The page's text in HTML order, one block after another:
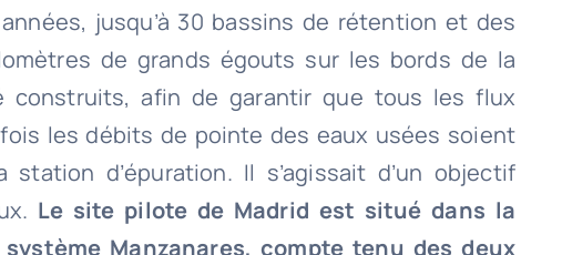
jusqu’à 30 bassins de rétention et des
de grands égouts sur les bords de la
construits, afin de garantir que tous les flux
les débits de pointe des eaux usées soient
d’épuration. Il s’agissait d’un objectif
Le site pilote de Madrid est situé dans la
Manzanares, compte tenu des deux